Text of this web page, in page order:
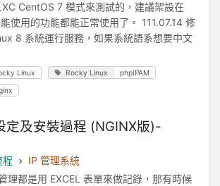
CentOS 7 模式來測試的，建議架設在
使用的功能都能正常使用了。 111.07.14 修
8 系統運行服務，如果系統語系想要中文
Linux Rocky Linux phpIPAM
定及安裝過程 (NGINX版)-
程
IP 管理系統
都是用 EXCEL 表單來做記錄，那有時候